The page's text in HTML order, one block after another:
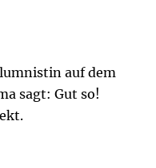
auf dem
sagt: Gut so!